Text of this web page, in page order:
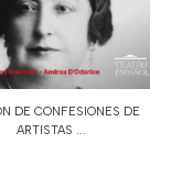
DE CONFESIONES DE
ARTISTAS ...